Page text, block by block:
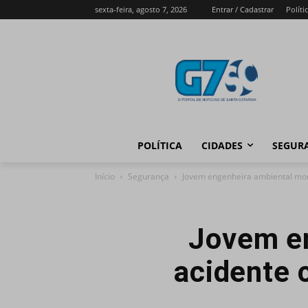
sexta-feira, agosto 7, 2026 Entrar / Cadastrar
POLÍTICA CIDADES
Início Segurança Jovem engenheira ambiental
Jovem
acidente